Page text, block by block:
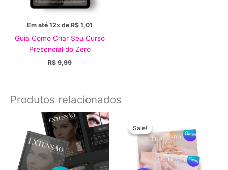
Em até 12x de R$1,01
Guia Como Criar Seu Curso
Presencial do Zero
R$9,99
Produtos relacionados
Sale!
Sale!
original
era:
R$ 29,90.
atual
é:
R$ 14,90.